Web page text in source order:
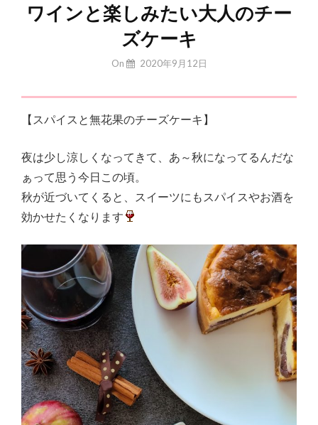
ワインと楽しみたい大人のチー
ズケーキ
By
On 2020年9月12日
【スパイスと無花果のチーズケーキ】
夜は少し涼しくなってきて、あ～秋になってるんだな
ぁって思う今日この頃。
秋が近づいてくると、スイーツにもスパイスやお酒を
効かせたくなります